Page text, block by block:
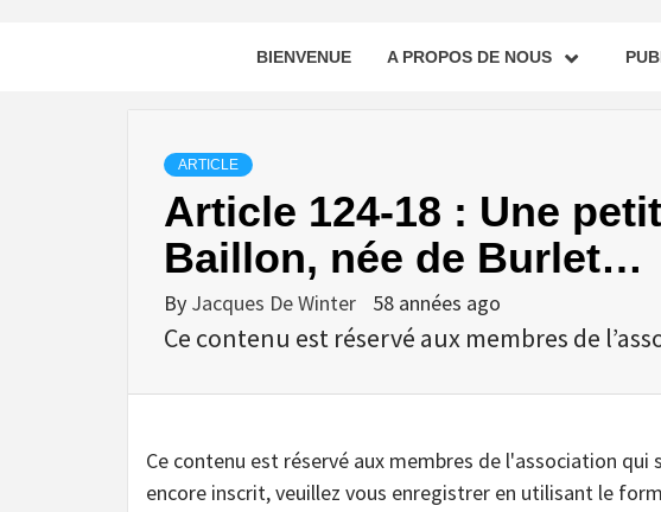
BIENVENUE A PROPOS DE NOUS
ARTICLE
Article 124-18 : Une
Baillon, née de Burlet…
By Jacques De Winter 58 années ago
Ce contenu est réservé aux membres de
Ce contenu est réservé aux membres de l'association
encore inscrit, veuillez vous enregistrer en utilisant le